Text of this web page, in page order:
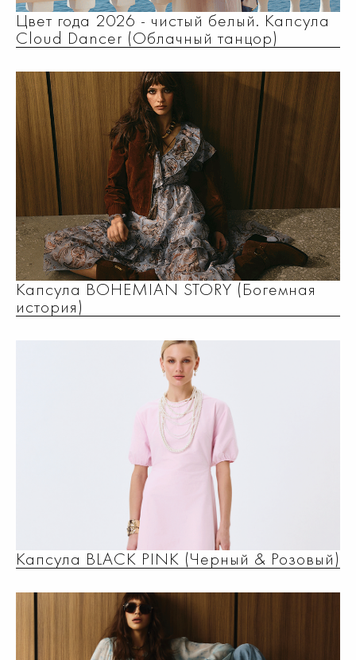
Цвет года 2026 - чистый белый. Капсула
Cloud Dancer (Облачный танцор)
Капсула BOHEMIAN STORY (Богемная
история)
Капсула BLACK PINK (Черный & Розовый)